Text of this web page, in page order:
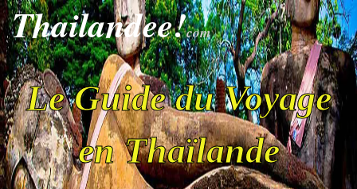
Thailandee!com
Le Guide du Voyage
en Thaïlande